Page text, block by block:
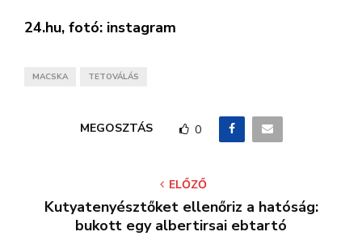
24.hu, fotó: instagram
MACSKA TETOVÁLÁS
MEGOSZTÁS 0
ELŐZŐ
Kutyatenyésztőket ellenőriz a hatóság:
bukott egy albertirsai ebtartó